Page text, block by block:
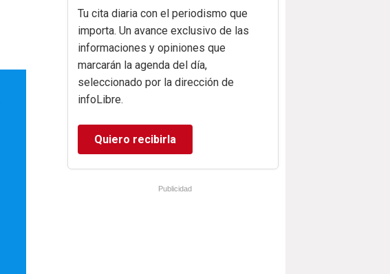
Tu cita diaria con el periodismo que
importa. Un avance exclusivo de las
informaciones y opiniones que
marcarán la agenda del día,
seleccionado por la dirección de
infoLibre.
Quiero recibirla
Publicidad